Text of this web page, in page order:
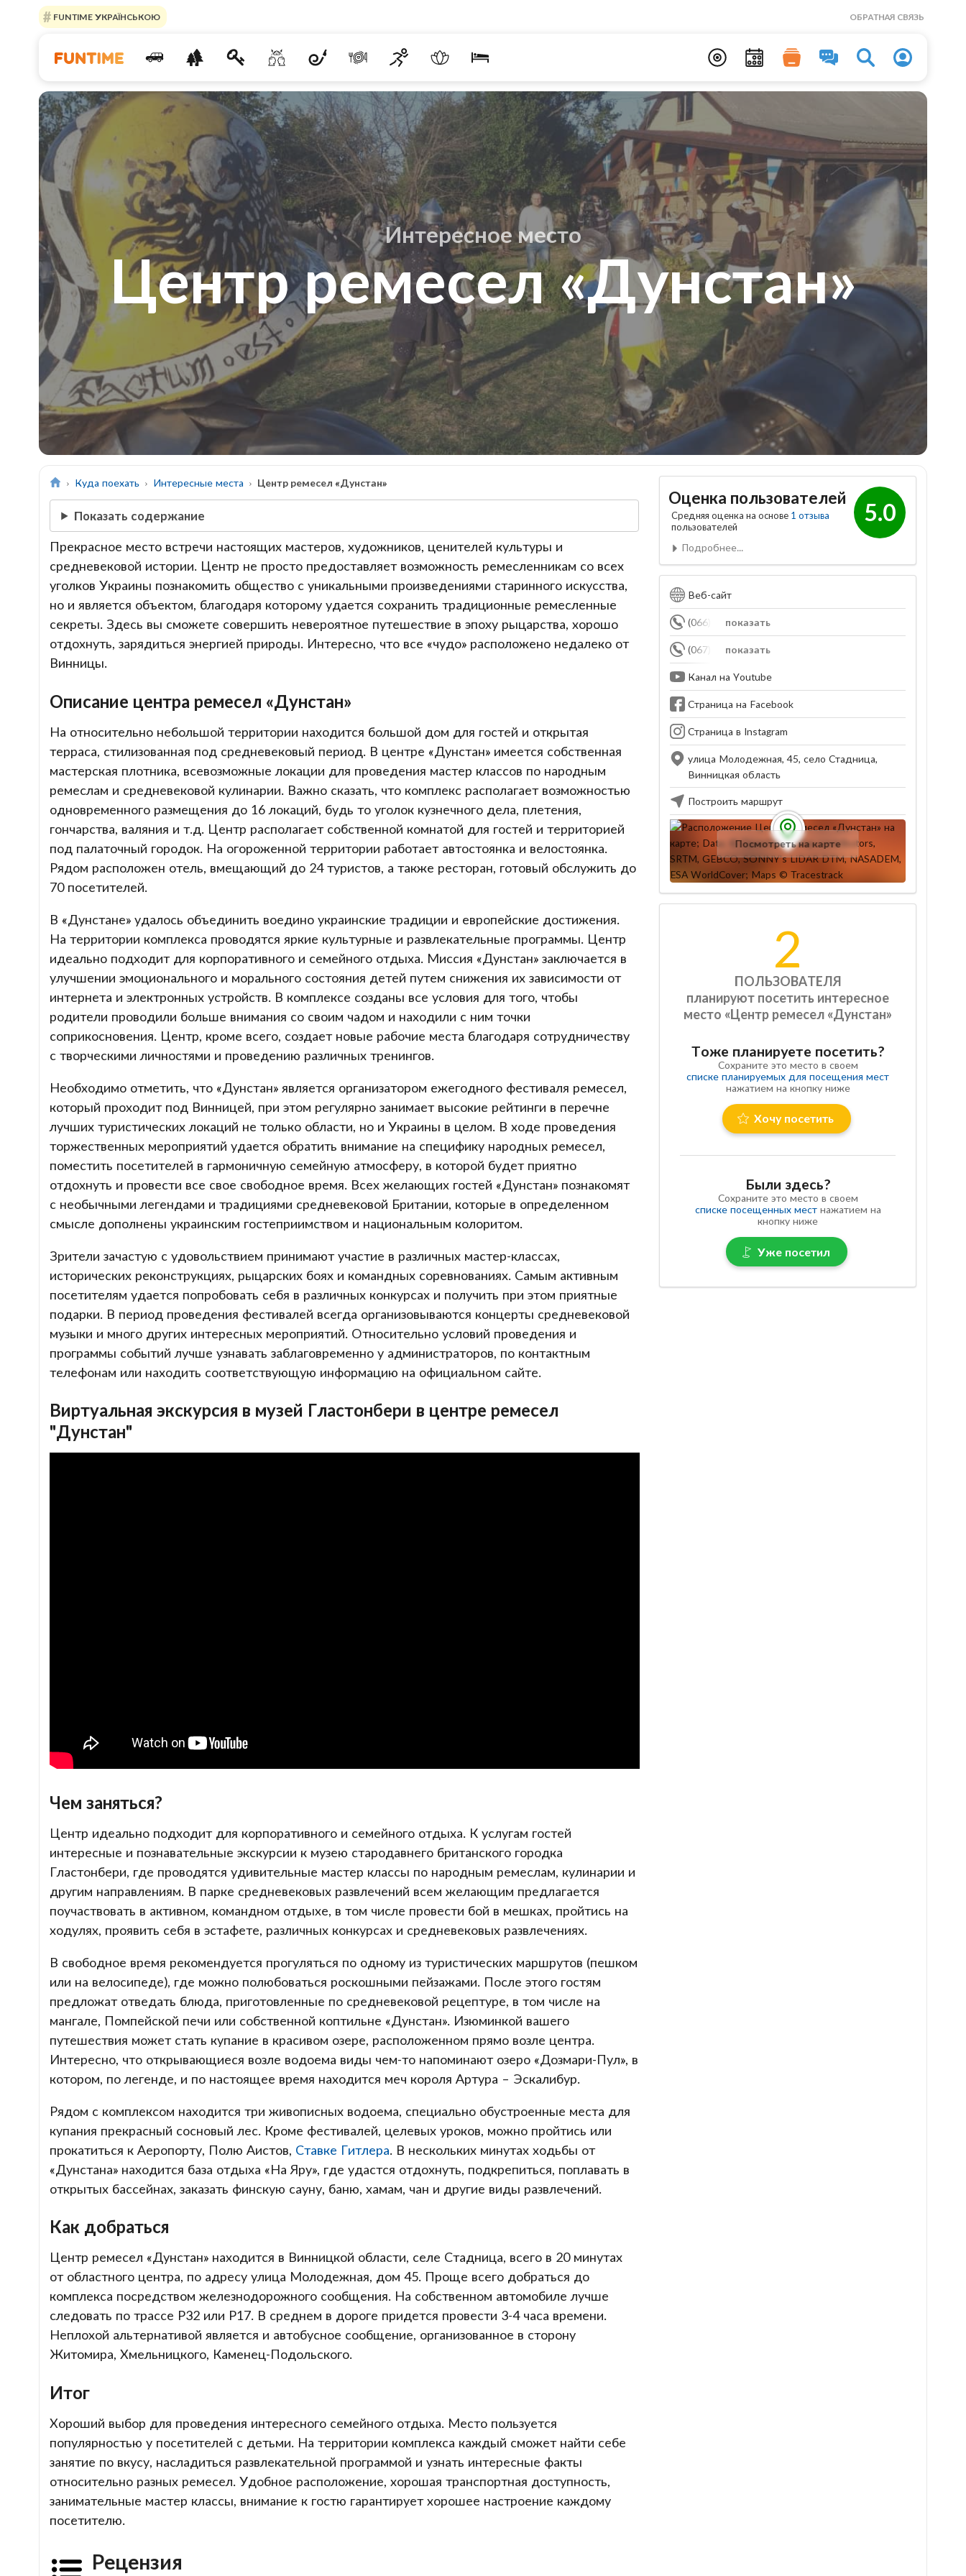
FUNTIME УКРАЇНСЬКОЮ ОБРАТНАЯ СВЯЗЬ
Интересное место
Центр ремесел «Дунстан»
Куда поехать Интересные места Центр ремесел «Дунстан»
Показать содержание
Прекрасное место встречи настоящих мастеров, художников, ценителей культуры и
средневековой истории. Центр не просто предоставляет возможность ремесленникам со всех
уголков Украины познакомить общество с уникальными произведениями старинного искусства,
но и является объектом, благодаря которому удается сохранить традиционные ремесленные
секреты. Здесь вы сможете совершить невероятное путешествие в эпоху рыцарства, хорошо
отдохнуть, зарядиться энергией природы. Интересно, что все «чудо» расположено недалеко от
Винницы.
Описание центра ремесел «Дунстан»
На относительно небольшой территории находится большой дом для гостей и открытая
терраса, стилизованная под средневековый период. В центре «Дунстан» имеется собственная
мастерская плотника, всевозможные локации для проведения мастер классов по народным
ремеслам и средневековой кулинарии. Важно сказать, что комплекс располагает возможностью
одновременного размещения до 16 локаций, будь то уголок кузнечного дела, плетения,
гончарства, валяния и т.д. Центр располагает собственной комнатой для гостей и территорией
под палаточный городок. На огороженной территории работает автостоянка и велостоянка.
Рядом расположен отель, вмещающий до 24 туристов, а также ресторан, готовый обслужить до
70 посетителей.
В «Дунстане» удалось объединить воедино украинские традиции и европейские достижения.
На территории комплекса проводятся яркие культурные и развлекательные программы. Центр
идеально подходит для корпоративного и семейного отдыха. Миссия «Дунстан» заключается в
улучшении эмоционального и морального состояния детей путем снижения их зависимости от
интернета и электронных устройств. В комплексе созданы все условия для того, чтобы
родители проводили больше внимания со своим чадом и находили с ним точки
соприкосновения. Центр, кроме всего, создает новые рабочие места благодаря сотрудничеству
с творческими личностями и проведению различных тренингов.
Необходимо отметить, что «Дунстан» является организатором ежегодного фестиваля ремесел,
который проходит под Винницей, при этом регулярно занимает высокие рейтинги в перечне
лучших туристических локаций не только области, но и Украины в целом. В ходе проведения
торжественных мероприятий удается обратить внимание на специфику народных ремесел,
поместить посетителей в гармоничную семейную атмосферу, в которой будет приятно
отдохнуть и провести все свое свободное время. Всех желающих гостей «Дунстан» познакомят
с необычными легендами и традициями средневековой Британии, которые в определенном
смысле дополнены украинским гостеприимством и национальным колоритом.
Зрители зачастую с удовольствием принимают участие в различных мастер-классах,
исторических реконструкциях, рыцарских боях и командных соревнованиях. Самым активным
посетителям удается попробовать себя в различных конкурсах и получить при этом приятные
подарки. В период проведения фестивалей всегда организовываются концерты средневековой
музыки и много других интересных мероприятий. Относительно условий проведения и
программы событий лучше узнавать заблаговременно у администраторов, по контактным
телефонам или находить соответствующую информацию на официальном сайте.
Виртуальная экскурсия в музей Гластонбери в центре ремесел
"Дунстан"
Чем заняться?
Центр идеально подходит для корпоративного и семейного отдыха. К услугам гостей
интересные и познавательные экскурсии к музею стародавнего британского городка
Гластонбери, где проводятся удивительные мастер классы по народным ремеслам, кулинарии и
другим направлениям. В парке средневековых развлечений всем желающим предлагается
поучаствовать в активном, командном отдыхе, в том числе провести бой в мешках, пройтись на
ходулях, проявить себя в эстафете, различных конкурсах и средневековых развлечениях.
В свободное время рекомендуется прогуляться по одному из туристических маршрутов (пешком
или на велосипеде), где можно полюбоваться роскошными пейзажами. После этого гостям
предложат отведать блюда, приготовленные по средневековой рецептуре, в том числе на
мангале, Помпейской печи или собственной коптильне «Дунстан». Изюминкой вашего
путешествия может стать купание в красивом озере, расположенном прямо возле центра.
Интересно, что открывающиеся возле водоема виды чем-то напоминают озеро «Дозмари-Пул», в
котором, по легенде, и по настоящее время находится меч короля Артура – Эскалибур.
Рядом с комплексом находится три живописных водоема, специально обустроенные места для
купания прекрасный сосновый лес. Кроме фестивалей, целевых уроков, можно пройтись или
прокатиться к Аеропорту, Полю Аистов, Ставке Гитлера. В нескольких минутах ходьбы от
«Дунстана» находится база отдыха «На Яру», где удастся отдохнуть, подкрепиться, поплавать в
открытых бассейнах, заказать финскую сауну, баню, хамам, чан и другие виды развлечений.
Как добраться
Центр ремесел «Дунстан» находится в Винницкой области, селе Стадница, всего в 20 минутах
от областного центра, по адресу улица Молодежная, дом 45. Проще всего добраться до
комплекса посредством железнодорожного сообщения. На собственном автомобиле лучше
следовать по трассе Р32 или Р17. В среднем в дороге придется провести 3-4 часа времени.
Неплохой альтернативой является и автобусное сообщение, организованное в сторону
Житомира, Хмельницкого, Каменец-Подольского.
Итог
Хороший выбор для проведения интересного семейного отдыха. Место пользуется
популярностью у посетителей с детьми. На территории комплекса каждый сможет найти себе
занятие по вкусу, насладиться развлекательной программой и узнать интересные факты
относительно разных ремесел. Удобное расположение, хорошая транспортная доступность,
занимательные мастер классы, внимание к гостю гарантирует хорошее настроение каждому
посетителю.
Рецензия
5.0
Оценка пользователей
Средняя оценка на основе 1 отзыва
пользователей
Подробнее...
Веб-сайт
показать
(066) 453-09-63
показать
(067) 599-79-73
Канал на Youtube
Страница на Facebook
Страница в Instagram
улица Молодежная, 45, село Стадница,
Винницкая область
Построить маршрут
Посмотреть на карте
2
ПОЛЬЗОВАТЕЛЯ
планируют посетить интересное
место «Центр ремесел «Дунстан»
Тоже планируете посетить?
Сохраните это место в своем
списке планируемых для посещения мест
нажатием на кнопку ниже
Хочу посетить
Были здесь?
Сохраните это место в своем
списке посещенных местнажатием на
кнопку ниже
Уже посетил